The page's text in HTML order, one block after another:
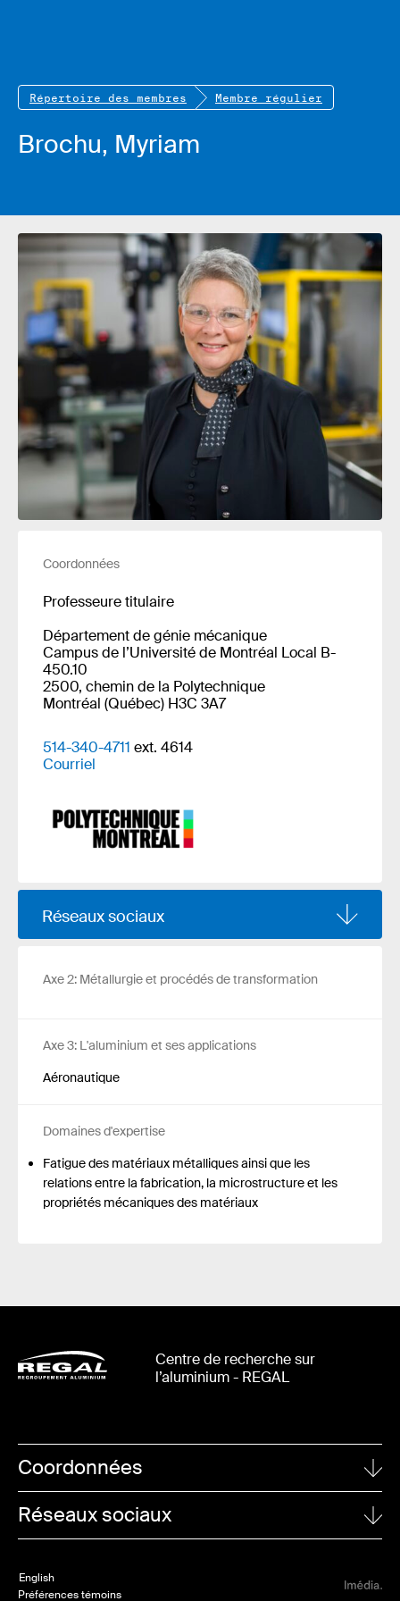
Répertoire des membres Membre régulier
Brochu, Myriam
Coordonnées
Professeure titulaire
Département de génie mécanique
Campus de l’Université de Montréal Local B-
450.10
2500, chemin de la Polytechnique
Montréal (Québec) H3C 3A7
514-340-4711 ext. 4614
Courriel
Réseaux sociaux
Axe 2: Métallurgie et procédés de transformation
Axe 3: L'aluminium et ses applications
Aéronautique
Domaines d'expertise
Fatigue des matériaux métalliques ainsi que les
relations entre la fabrication, la microstructure et les
propriétés mécaniques des matériaux
Centre de recherche sur
l’aluminium - REGAL
Coordonnées
1065, avenue de la Médecine
Québec (Québec)
Réseaux sociaux
Twitter
English
Préférences témoins